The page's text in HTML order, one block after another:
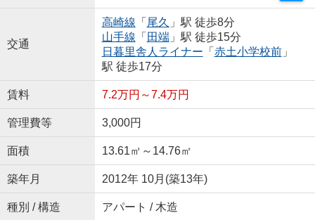
交通
高崎線 「 尾久 」駅 徒歩8分
山手線 「 田端」駅 徒歩15分
日暮里舎人ライナー 「 赤土小学校前」
駅 徒歩17分
賃料 7.2万円～7.4万円
管理費等 3,000円
面積 13.61㎡～14.76㎡
築年月 2012年 10月(築13年)
種別 / 構造 アパート / 木造